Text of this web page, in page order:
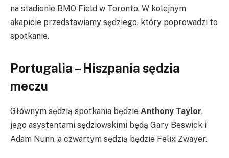
na stadionie BMO Field w Toronto. W kolejnym
akapicie przedstawiamy sędziego, który poprowadzi to
spotkanie.
Portugalia – Hiszpania sędzia
meczu
Głównym sędzią spotkania będzie Anthony Taylor,
jego asystentami sędziowskimi będą Gary Beswick i
Adam Nunn, a czwartym sędzią będzie Felix Zwayer.